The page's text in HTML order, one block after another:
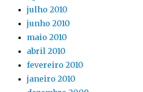
julho 2010
junho 2010
maio 2010
abril 2010
fevereiro 2010
janeiro 2010